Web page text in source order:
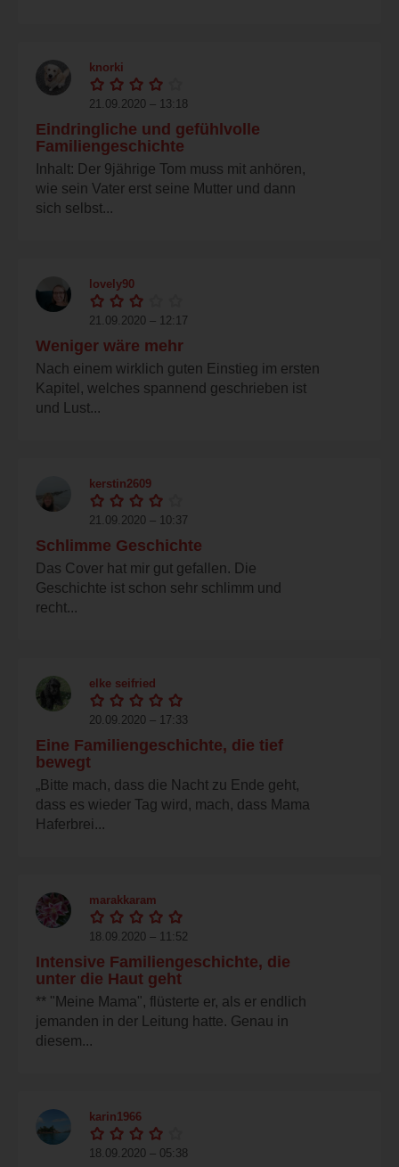
knorki
21.09.2020 – 13:18
Eindringliche und gefühlvolle
Familiengeschichte
Inhalt: Der 9jährige Tom muss mit anhören,
wie sein Vater erst seine Mutter und dann
sich selbst...
lovely90
21.09.2020 – 12:17
Weniger wäre mehr
Nach einem wirklich guten Einstieg im ersten
Kapitel, welches spannend geschrieben ist
und Lust...
kerstin2609
21.09.2020 – 10:37
Schlimme Geschichte
Das Cover hat mir gut gefallen. Die
Geschichte ist schon sehr schlimm und
recht...
elke seifried
20.09.2020 – 17:33
Eine Familiengeschichte, die tief
bewegt
„Bitte mach, dass die Nacht zu Ende geht,
dass es wieder Tag wird, mach, dass Mama
Haferbrei...
marakkaram
18.09.2020 – 11:52
Intensive Familiengeschichte, die
unter die Haut geht
** "Meine Mama", flüsterte er, als er endlich
jemanden in der Leitung hatte. Genau in
diesem...
karin1966
18.09.2020 – 05:38